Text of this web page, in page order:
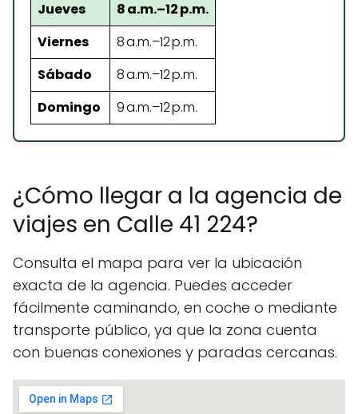
Jueves
8 a.m.–12 p.m.
Viernes
8 a.m.–12 p.m.
Sábado
8 a.m.–12 p.m.
Domingo
9 a.m.–12 p.m.
¿Cómo llegar a la agencia de
viajes en Calle 41 224?
Consulta el mapa para ver la ubicación
exacta de la agencia. Puedes acceder
fácilmente caminando, en coche o mediante
transporte público, ya que la zona cuenta
con buenas conexiones y paradas cercanas.